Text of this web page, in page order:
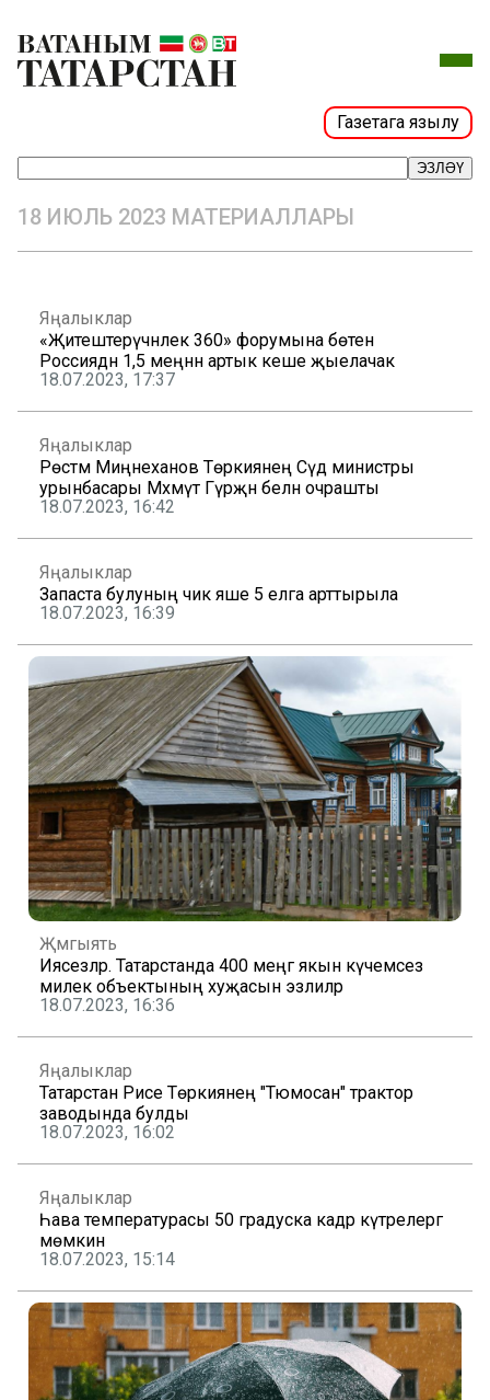
Газетага язылу
ЭЗЛӘҮ
18 ИЮЛЬ 2023 МАТЕРИАЛЛАРЫ
Яңалыклар
«Җитештерүчәнлек 360» форумына бөтен
Россиядән 1,5 меңнән артык кеше җыелачак
18.07.2023, 17:37
Яңалыклар
Рөстәм Миңнеханов Төркиянең Сәүдә министры
урынбасары Мәхмүт Гүрҗән белән очрашты
18.07.2023, 16:42
Яңалыклар
Запаста булуның чик яше 5 елга арттырыла
18.07.2023, 16:39
Җәмгыять
Иясезләр. Татарстанда 400 меңгә якын күчемсез
милек объектының хуҗасын эзлиләр
18.07.2023, 16:36
Яңалыклар
Татарстан Рәисе Төркиянең "Тюмосан" трактор
заводында булды
18.07.2023, 16:02
Яңалыклар
Һава температурасы 50 градуска кадәр күтәрелергә
мөмкин
18.07.2023, 15:14